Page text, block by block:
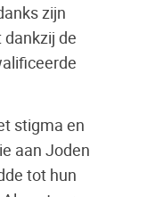
zijn
de
stigma en
aan Joden
tot hun